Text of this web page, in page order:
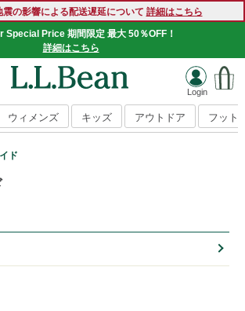
の影響による配送遅延について 詳細はこちら
Special Price 期間限定 最大 50％OFF！
詳細はこちら
ウィメンズ キッズ アウトドア フット
ド